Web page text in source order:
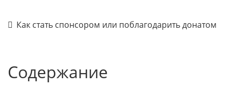
Как стать спонсором или поблагодарить донатом
Содержание